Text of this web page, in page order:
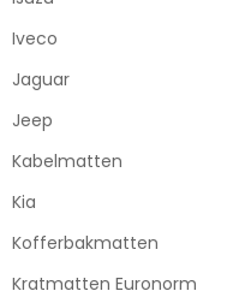
Iveco
Jaguar
Jeep
Kabelmatten
Kia
Kofferbakmatten
Kratmatten Euronorm